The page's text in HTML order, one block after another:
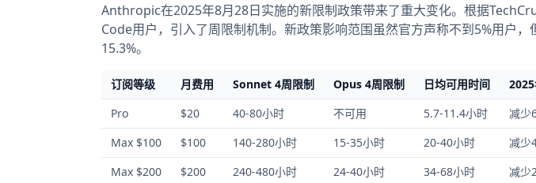
Anthropic在2025年8月28日实施的新限制政策带来了重大变化。根据
Code用户，引入了周限制机制。新政策影响范围虽然官方声称不到5%用户
15.3%。
订阅等级 月费用 Sonnet 4周限制 Opus 4周限制 日均可用时间
Pro
$20 40-80小时 不可用 5.7-11.4小时
减少
Max $100
$100 140-280小时 15-35小时 20-40小时
减少
Max $200
$200 240-480小时 24-40小时 34-68小时
减少